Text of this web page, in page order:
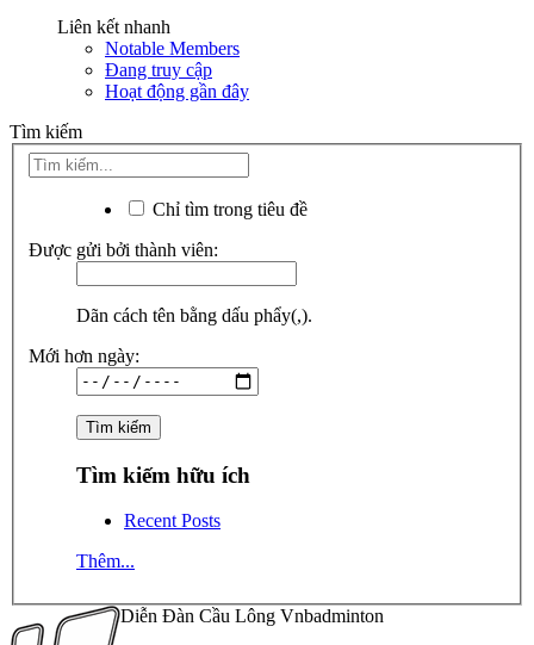
Liên kết nhanh
Notable Members
Đang truy cập
Hoạt động gần đây
Tìm kiếm
Chỉ tìm trong tiêu đề
Được gửi bởi thành viên:
Dãn cách tên bằng dấu phẩy(,).
Mới hơn ngày:
Tìm kiếm hữu ích
Recent Posts
Thêm...
Diễn Đàn Cầu Lông Vnbadminton